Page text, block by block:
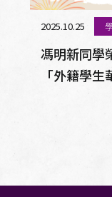
2025.10.25
馮明新同學
「外籍學